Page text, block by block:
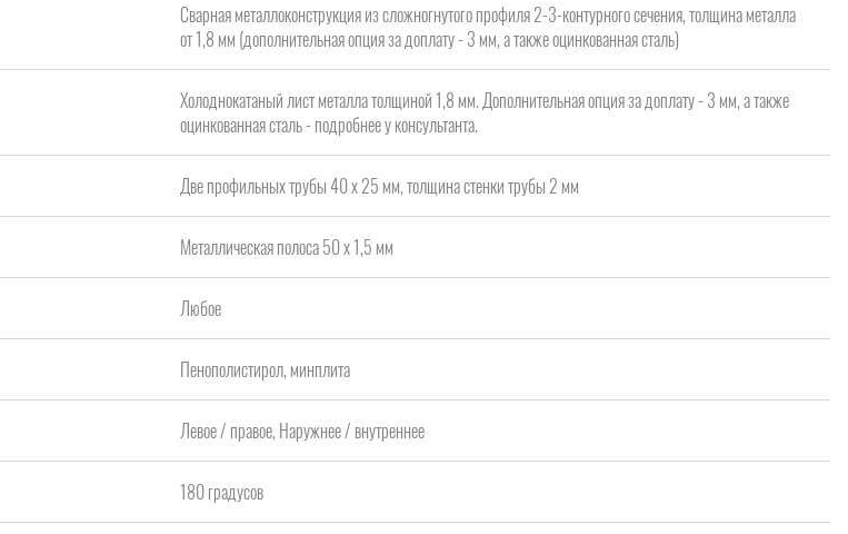
Сварная металлоконструкция из сложногнутого профиля 2-3-контурного сечения, толщина металла
от 1,8 мм (дополнительная опция за доплату - 3 мм, а также оцинкованная сталь)
Холоднокатаный лист металла толщиной 1,8 мм. Дополнительная опция за доплату - 3 мм, а также
оцинкованная сталь - подробнее у консультанта.
Две профильных трубы 40 х 25 мм, толщина стенки трубы 2 мм
Металлическая полоса 50 х 1,5 мм
Любое
Пенополистирол, минплита
Левое / правое, Наружнее / внутреннее
180 градусов